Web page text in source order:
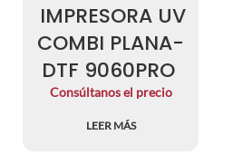
IMPRESORA UV
COMBI PLANA-
DTF 9060PRO
Consúltanos el precio
LEER MÁS